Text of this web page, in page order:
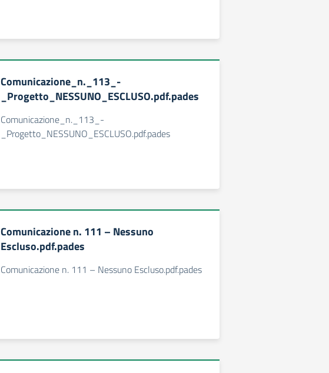
Comunicazione_n._113_-
_Progetto_NESSUNO_ESCLUSO.pdf.pades
Comunicazione_n._113_-
_Progetto_NESSUNO_ESCLUSO.pdf.pades
Comunicazione n. 111 – Nessuno
Escluso.pdf.pades
Comunicazione n. 111 – Nessuno Escluso.pdf.pades